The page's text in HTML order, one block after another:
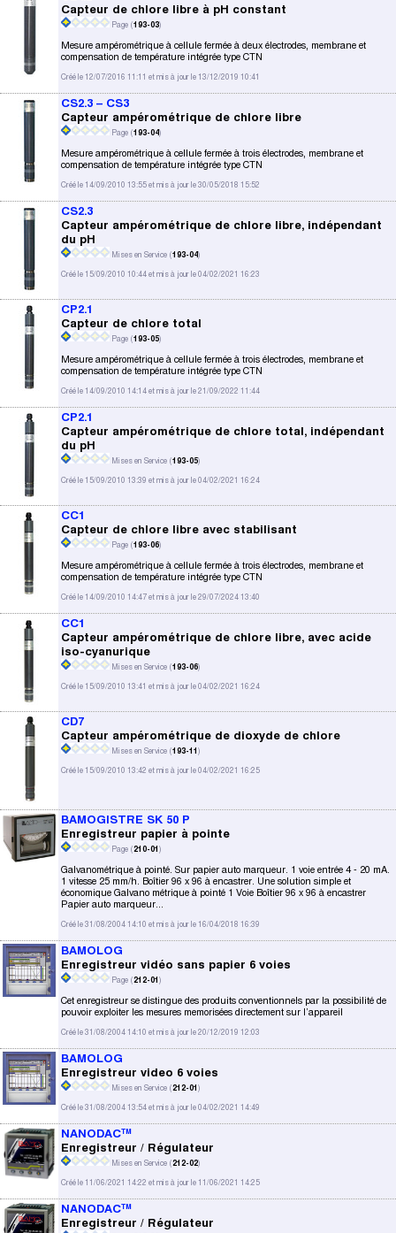
Capteur de chlore libre à pH constant
Page (193-03)
Mesure ampérométrique à cellule fermée à deux électrodes, membrane et
compensation de température intégrée type CTN
Créé le 12/07/2016 11:11 et mis à jour le 13/12/2019 10:41
CS2.3 – CS3
Capteur ampérométrique de chlore libre
Page (193-04)
Mesure ampérométrique à cellule fermée à trois électrodes, membrane et
compensation de température intégrée type CTN
Créé le 14/09/2010 13:55 et mis à jour le 30/05/2018 15:52
CS2.3
Capteur ampérométrique de chlore libre, indépendant
du pH
Mises en Service (193-04)
Créé le 15/09/2010 10:44 et mis à jour le 04/02/2021 16:23
CP2.1
Capteur de chlore total
Page (193-05)
Mesure ampérométrique à cellule fermée à trois électrodes, membrane et
compensation de température intégrée type CTN
Créé le 14/09/2010 14:14 et mis à jour le 21/09/2022 11:44
CP2.1
Capteur ampérométrique de chlore total, indépendant
du pH
Mises en Service (193-05)
Créé le 15/09/2010 13:39 et mis à jour le 04/02/2021 16:24
CC1
Capteur de chlore libre avec stabilisant
Page (193-06)
Mesure ampérométrique à cellule fermée à trois électrodes, membrane et
compensation de température intégrée type CTN
Créé le 14/09/2010 14:47 et mis à jour le 29/07/2024 13:40
CC1
Capteur ampérométrique de chlore libre, avec acide
iso-cyanurique
Mises en Service (193-06)
Créé le 15/09/2010 13:41 et mis à jour le 04/02/2021 16:24
CD7
Capteur ampérométrique de dioxyde de chlore
Mises en Service (193-11 )
Créé le 15/09/2010 13:42 et mis à jour le 04/02/2021 16:25
BAMOGISTRE SK 50 P
Enregistreur papier à pointe
Page (210-01 )
Galvanométrique à pointé. Sur papier auto marqueur. 1 voie entrée 4 - 20 mA.
1 vitesse 25 mm/h. Boîtier 96 x 96 à encastrer. Une solution simple et
économique Galvano métrique à pointé 1 Voie Boîtier 96 x 96 à encastrer
Papier auto marqueur...
Créé le 31/08/2004 14:10 et mis à jour le 16/04/2018 16:39
BAMOLOG
Enregistreur vidéo sans papier 6 voies
Page (212-01 )
Cet enregistreur se distingue des produits conventionnels par la possibilité de
pouvoir exploiter les mesures memorisées directement sur l’appareil
Créé le 31/08/2004 14:10 et mis à jour le 20/12/2019 12:03
BAMOLOG
Enregistreur video 6 voies
Mises en Service (212-01 )
Créé le 31/08/2004 13:54 et mis à jour le 04/02/2021 14:49
NANODAC™
Enregistreur / Régulateur
Mises en Service (212-02)
Créé le 11/06/2021 14:22 et mis à jour le 11/06/2021 14:25
NANODAC™
Enregistreur / Régulateur